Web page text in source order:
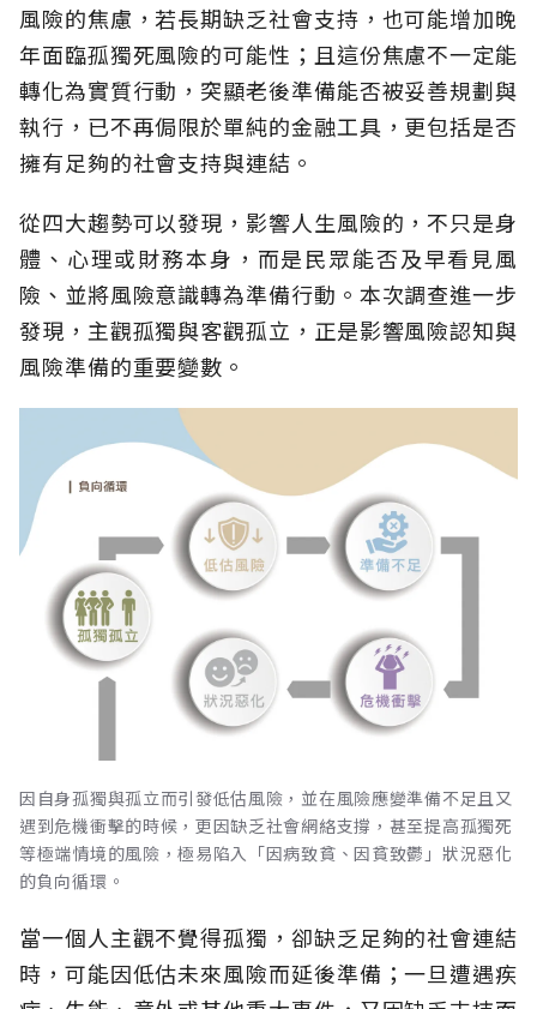
風險的焦慮，若長期缺乏社會支持，也可能增加晚
年面臨孤獨死風險的可能性；且這份焦慮不一定能
轉化為實質行動，突顯老後準備能否被妥善規劃與
執行，已不再侷限於單純的金融工具，更包括是否
擁有足夠的社會支持與連結。
從四大趨勢可以發現，影響人生風險的，不只是身
體、心理或財務本身，而是民眾能否及早看見風
險、並將風險意識轉為準備行動。本次調查進一步
發現，主觀孤獨與客觀孤立，正是影響風險認知與
風險準備的重要變數。
因自身孤獨與孤立而引發低估風險，並在風險應變準備不足且又
遇到危機衝擊的時候，更因缺乏社會網絡支撐，甚至提高孤獨死
等極端情境的風險，極易陷入「因病致貧、因貧致鬱」狀況惡化
的負向循環。
當一個人主觀不覺得孤獨，卻缺乏足夠的社會連結
時，可能因低估未來風險而延後準備；一旦遭遇疾